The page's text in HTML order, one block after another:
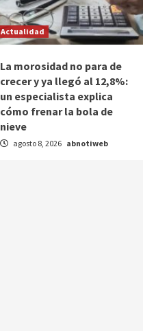
Actualidad
La morosidad no para de
crecer y ya llegó al 12,8%:
un especialista explica
cómo frenar la bola de
nieve
agosto 8, 2026 abnotiweb